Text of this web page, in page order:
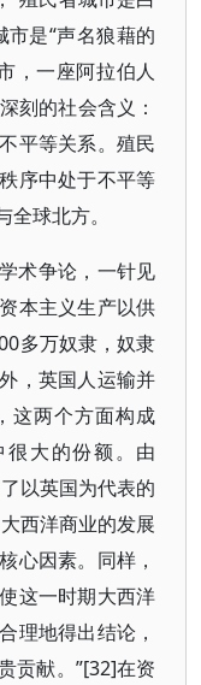
市是“声名狼藉的
，一座阿拉伯人
刻的社会含义：
平等关系。殖民
序中处于不平等
球北方。
术争论，一针见
本主义生产以供
多万奴隶，奴隶
，英国人运输并
这两个方面构成
很大的份额。由
以英国为代表的
西洋商业的发展
心因素。同样，
这一时期大西洋
理地得出结论，
贡献。”[32]在资